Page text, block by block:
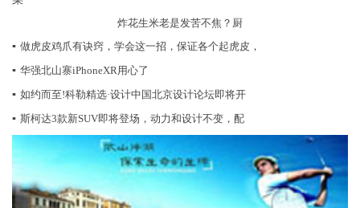
炸花生米老是发苦不焦？厨
▪ 做虎皮鸡爪有诀窍，学会这一招，保证各个起虎皮，
▪ 华强北山寨iPhoneXR用心了
▪ 如约而至!科勒精选·设计中国北京设计论坛即将开
▪ 斯柯达3款新SUV即将登场，动力和设计不变，配